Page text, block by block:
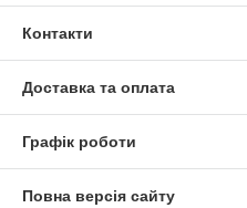
Контакти
Доставка та оплата
Графік роботи
Повна версія сайту